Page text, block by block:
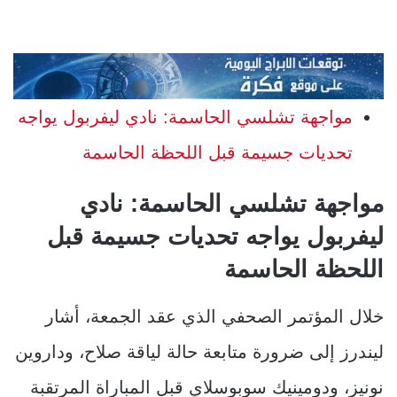
مواجهة تشلسي الحاسمة: نادي ليفربول يواجه
تحديات جسيمة قبل اللحظة الحاسمة
مواجهة تشلسي الحاسمة: نادي
ليفربول يواجه تحديات جسيمة قبل
اللحظة الحاسمة
خلال المؤتمر الصحفي الذي عقد الجمعة، أشار
ليندرز إلى ضرورة متابعة حالة لياقة صلاح، وداروين
نونيز، ودومينيك سوبوسلاي قبل المباراة المرتقبة